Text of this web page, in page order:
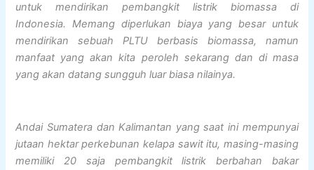
untuk mendirikan pembangkit listrik biomassa di
Indonesia. Memang diperlukan biaya yang besar untuk
mendirikan sebuah PLTU berbasis biomassa, namun
manfaat yang akan kita peroleh sekarang dan di masa
yang akan datang sungguh luar biasa nilainya.
Andai Sumatera dan Kalimantan yang saat ini mempunyai
jutaan hektar perkebunan kelapa sawit itu, masing-masing
memiliki 20 saja pembangkit listrik berbahan bakar